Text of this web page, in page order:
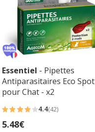
Essentiel - Pipettes
Antiparasitaires Eco Spot
pour Chat - x2
4.4
étoiles
4.4(42)
Prix
5.48€